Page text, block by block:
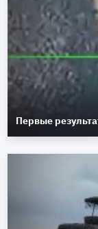
Первые